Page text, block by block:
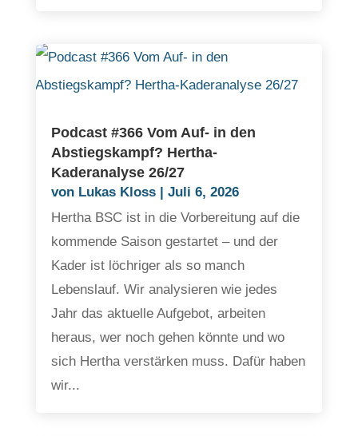
Podcast #366 Vom Auf- in den
Abstiegskampf? Hertha-
Kaderanalyse 26/27
von Lukas Kloss| Juli 6, 2026
Hertha BSC ist in die Vorbereitung auf die
kommende Saison gestartet – und der
Kader ist löchriger als so manch
Lebenslauf. Wir analysieren wie jedes
Jahr das aktuelle Aufgebot, arbeiten
heraus, wer noch gehen könnte und wo
sich Hertha verstärken muss. Dafür haben
wir...